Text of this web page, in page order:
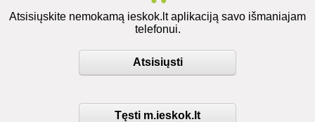
Atsisiųskite nemokamą ieskok.lt aplikaciją savo išmaniajam
telefonui.
Atsisiųsti
Tęsti m.ieskok.lt